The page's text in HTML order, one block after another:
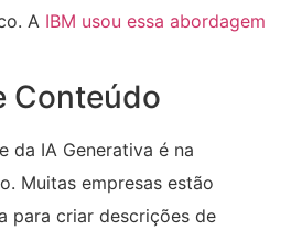
A IBM usou essa abordagem
Conteúdo
da IA Generativa é na
Muitas empresas estão
para criar descrições de